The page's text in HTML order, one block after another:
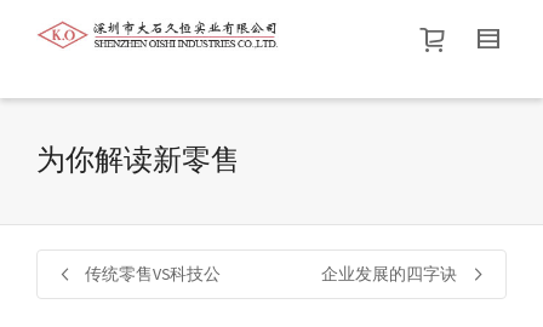
帮我查找新的衬衫尺码
价格介于
为你解读新零售
传统零售VS科技公 企业发展的四字诀